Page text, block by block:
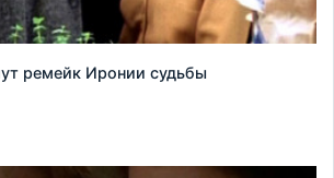
ремейк Иронии судьбы